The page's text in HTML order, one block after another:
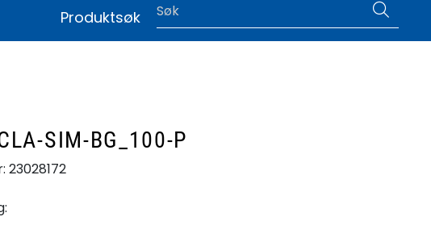
| Language
Produktsøk
SIM-BG_100-P
23028172